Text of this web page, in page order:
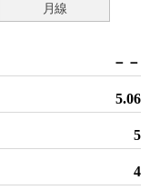
月線
－－
5.06
5
4